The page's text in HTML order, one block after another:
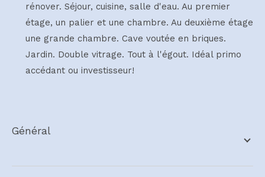
rénover. Séjour, cuisine, salle d'eau. Au premier
étage, un palier et une chambre. Au deuxième étage
une grande chambre. Cave voutée en briques.
Jardin. Double vitrage. Tout à l'égout. Idéal primo
accédant ou investisseur!
général